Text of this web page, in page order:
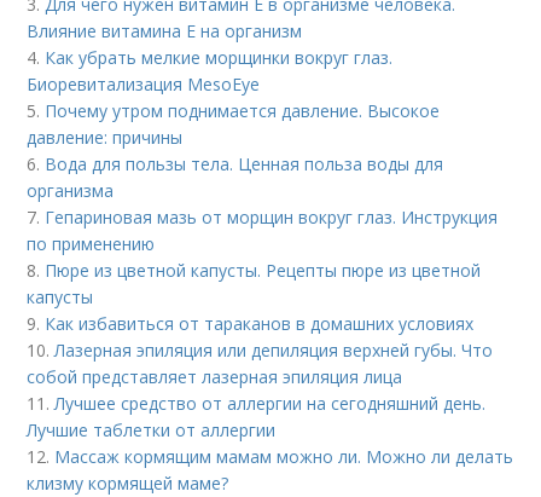
3.Для чего нужен витамин Е в организме человека.
Влияние витамина E на организм
4. Как убрать мелкие морщинки вокруг глаз.
Биоревитализация MesoEye
5. Почему утром поднимается давление. Высокое
давление: причины
6. Вода для пользы тела. Ценная польза воды для
организма
7. Гепариновая мазь от морщин вокруг глаз. Инструкция
по применению
8. Пюре из цветной капусты. Рецепты пюре из цветной
капусты
9. Как избавиться от тараканов в домашних условиях
10.Лазерная эпиляция или депиляция верхней губы. Что
собой представляет лазерная эпиляция лица
11.Лучшее средство от аллергии на сегодняшний день.
Лучшие таблетки от аллергии
12. Массаж кормящим мамам можно ли. Можно ли делать
клизму кормящей маме?